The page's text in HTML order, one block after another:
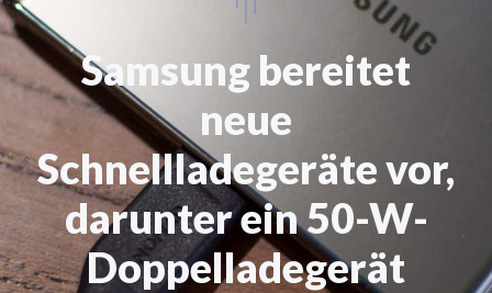
Samsung bereitet
neue
Schnellladegeräte vor,
darunter ein 50-W-
Doppelladegerät